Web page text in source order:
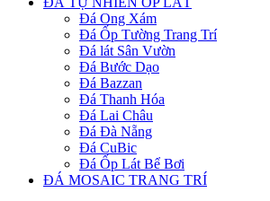
Đá Ong Xám
Đá Ốp Tường Trang Trí
Đá lát Sân Vườn
Đá Bước Dạo
Đá Bazzan
Đá Thanh Hóa
Đá Lai Châu
Đá Đà Nẵng
Đá CuBic
Đá Ốp Lát Bể Bơi
ĐÁ MOSAIC TRANG TRÍ